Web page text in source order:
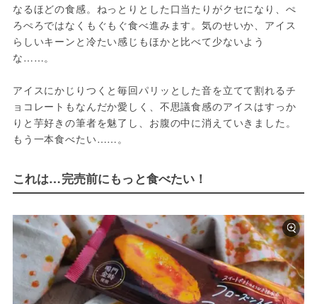
なるほどの食感。ねっとりとした口当たりがクセになり、ぺ
ろぺろではなくもぐもぐ食べ進みます。気のせいか、アイス
らしいキーンと冷たい感じもほかと比べて少ないよう
な……。
アイスにかじりつくと毎回パリッとした音を立てて割れるチ
ョコレートもなんだか愛しく、不思議食感のアイスはすっか
りと芋好きの筆者を魅了し、お腹の中に消えていきました。
もう一本食べたい……。
これは…完売前にもっと食べたい！